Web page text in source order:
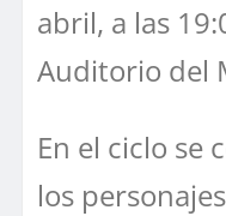
abril, a las
Auditorio del
En el ciclo se
los